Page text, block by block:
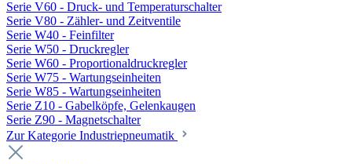
Serie V60 - Druck- und Temperaturschalter
Serie V80 - Zähler- und Zeitventile
Serie W40 - Feinfilter
Serie W50 - Druckregler
Serie W60 - Proportionaldruckregler
Serie W75 - Wartungseinheiten
Serie W85 - Wartungseinheiten
Serie Z10 - Gabelköpfe, Gelenkaugen
Serie Z90 - Magnetschalter
Zur Kategorie Industriepneumatik